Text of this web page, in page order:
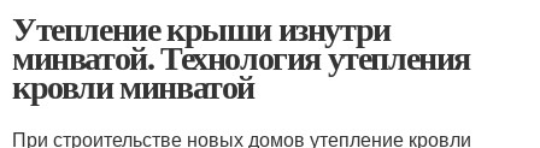
Утепление крыши изнутри
минватой. Технология утепления
кровли минватой
При строительстве новых домов утепление кровли